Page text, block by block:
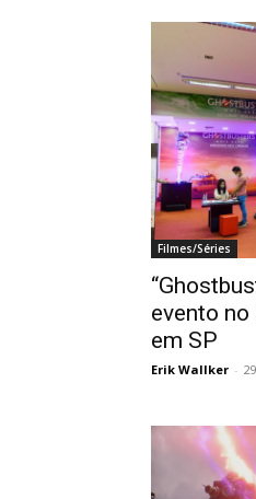
Filmes/Séries
evento
em SP
Erik Wallker -